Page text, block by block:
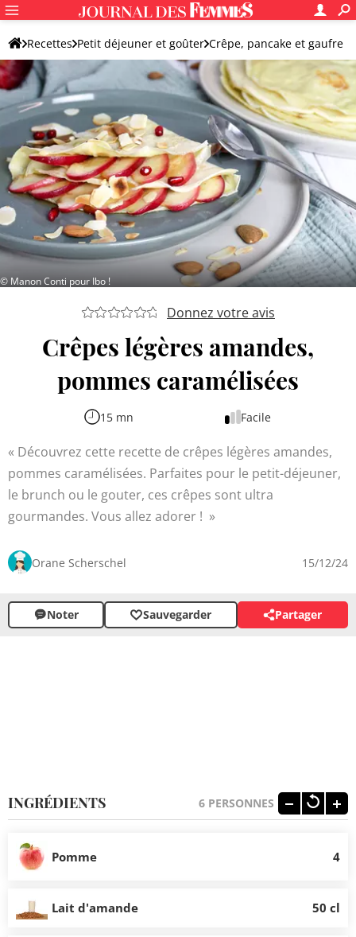
Recettes Petit déjeuner et goûter Crêpe, pancake et gaufre
Crêpe et pancake originaux
© Manon Conti pour Ibo !
Donnez votre avis
Crêpes légères amandes,
pommes caramélisées
15 mn Facile
Découvrez cette recette de crêpes légères amandes,
pommes caramélisées. Parfaites pour le petit-déjeuner,
le brunch ou le gouter, ces crêpes sont ultra
gourmandes. Vous allez adorer !
Orane Scherschel 15/12/24
Noter Sauvegarder Partager
INGRÉDIENTS 6 PERSONNES
Pomme 4
Lait d'amande 50 cl